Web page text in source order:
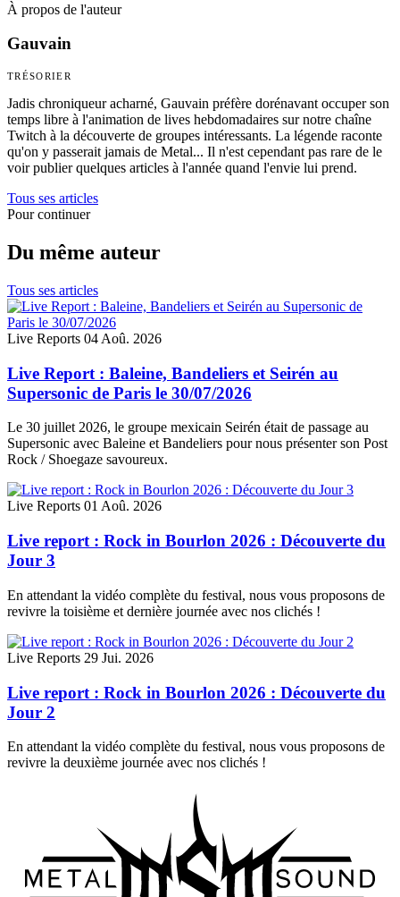
À propos de l'auteur
Gauvain
TRÉSORIER
Jadis chroniqueur acharné, Gauvain préfère dorénavant occuper son
temps libre à l'animation de lives hebdomadaires sur notre chaîne
Twitch à la découverte de groupes intéressants. La légende raconte
qu'on y passerait jamais de Metal... Il n'est cependant pas rare de le
voir publier quelques articles à l'année quand l'envie lui prend.
Tous ses articles
Pour continuer
Du même auteur
Tous ses articles
Live Reports 04 Aoû. 2026
Live Report : Baleine, Bandeliers et Seirén au
Supersonic de Paris le 30/07/2026
Le 30 juillet 2026, le groupe mexicain Seirén était de passage au
Supersonic avec Baleine et Bandeliers pour nous présenter son Post
Rock / Shoegaze savoureux.
Live Reports 01 Aoû. 2026
Live report : Rock in Bourlon 2026 : Découverte du
Jour 3
En attendant la vidéo complète du festival, nous vous proposons de
revivre la toisième et dernière journée avec nos clichés !
Live Reports 29 Jui. 2026
Live report : Rock in Bourlon 2026 : Découverte du
Jour 2
En attendant la vidéo complète du festival, nous vous proposons de
revivre la deuxième journée avec nos clichés !